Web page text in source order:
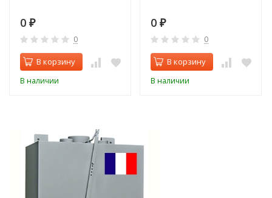
0 ₽
0
В корзину
В наличии
0 ₽
0
В корзину
В наличии